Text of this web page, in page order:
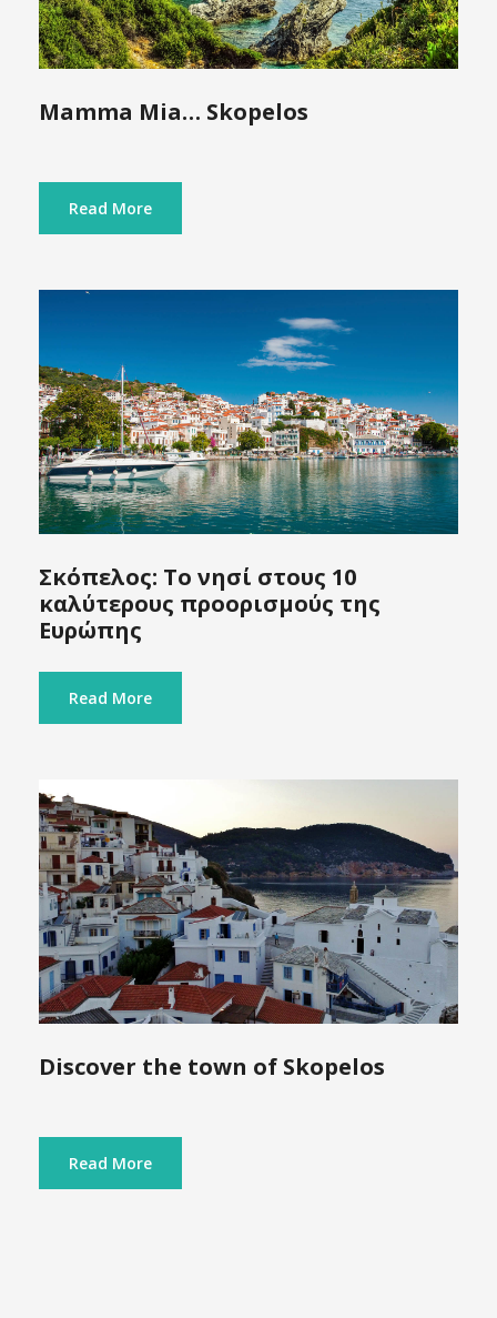
Mamma Mia… Skopelos
Read More
Σκόπελος: Το νησί στους 10
καλύτερους προορισμούς της
Ευρώπης
Read More
Discover the town of Skopelos
Read More